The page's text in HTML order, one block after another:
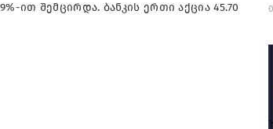
ით შემცირდა. ბანკის ერთი აქცია 45.70